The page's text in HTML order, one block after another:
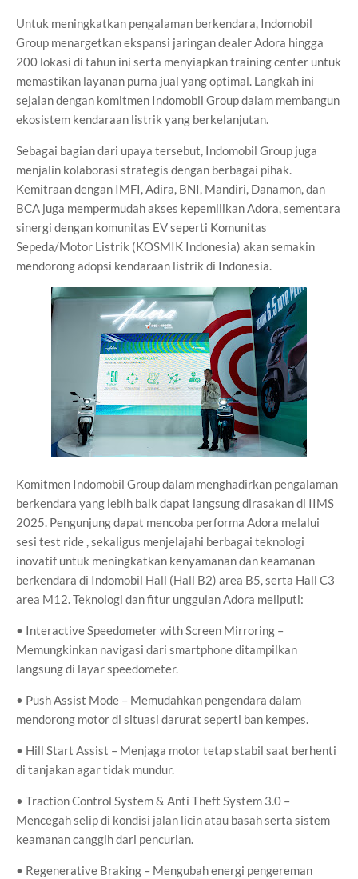
Untuk meningkatkan pengalaman berkendara, Indomobil
Group menargetkan ekspansi jaringan dealer Adora hingga
200 lokasi di tahun ini serta menyiapkan training center untuk
memastikan layanan purna jual yang optimal. Langkah ini
sejalan dengan komitmen Indomobil Group dalam membangun
ekosistem kendaraan listrik yang berkelanjutan.
Sebagai bagian dari upaya tersebut, Indomobil Group juga
menjalin kolaborasi strategis dengan berbagai pihak.
Kemitraan dengan IMFI, Adira, BNI, Mandiri, Danamon, dan
BCA juga mempermudah akses kepemilikan Adora, sementara
sinergi dengan komunitas EV seperti Komunitas
Sepeda/Motor Listrik (KOSMIK Indonesia) akan semakin
mendorong adopsi kendaraan listrik di Indonesia.
Komitmen Indomobil Group dalam menghadirkan pengalaman
berkendara yang lebih baik dapat langsung dirasakan di IIMS
2025. Pengunjung dapat mencoba performa Adora melalui
sesi test ride , sekaligus menjelajahi berbagai teknologi
inovatif untuk meningkatkan kenyamanan dan keamanan
berkendara di Indomobil Hall (Hall B2) area B5, serta Hall C3
area M12. Teknologi dan fitur unggulan Adora meliputi:
• Interactive Speedometer with Screen Mirroring –
Memungkinkan navigasi dari smartphone ditampilkan
langsung di layar speedometer.
• Push Assist Mode – Memudahkan pengendara dalam
mendorong motor di situasi darurat seperti ban kempes.
• Hill Start Assist – Menjaga motor tetap stabil saat berhenti
di tanjakan agar tidak mundur.
• Traction Control System & Anti Theft System 3.0 –
Mencegah selip di kondisi jalan licin atau basah serta sistem
keamanan canggih dari pencurian.
• Regenerative Braking – Mengubah energi pengereman